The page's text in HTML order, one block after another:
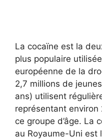
La cocaïne est la
plus populaire
européenne de la
2,7 millions de
ans) utilisent
représentant environ
ce groupe d’âge. La
au Royaume-Uni est